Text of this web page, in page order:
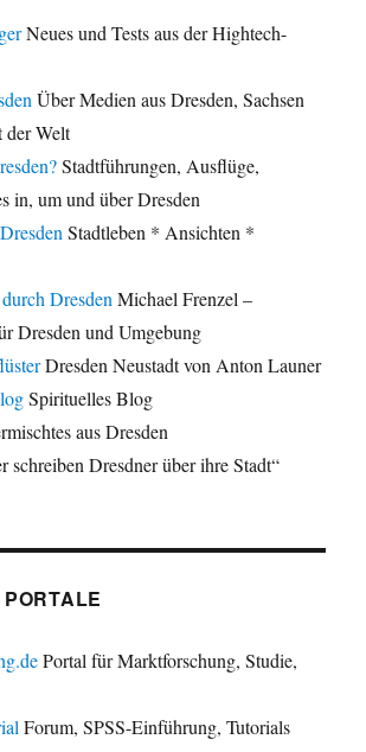
Neues und Tests aus der Hightech-
Über Medien aus Dresden, Sachsen
der Welt
Stadtführungen, Ausflüge,
in, um und über Dresden
Stadtleben * Ansichten *
Dresden Michael Frenzel –
Dresden und Umgebung
Dresden Neustadt von Anton Launer
Spirituelles Blog
aus Dresden
schreiben Dresdner über ihre Stadt“
Portal für Marktforschung, Studie,
Forum, SPSS-Einführung, Tutorials